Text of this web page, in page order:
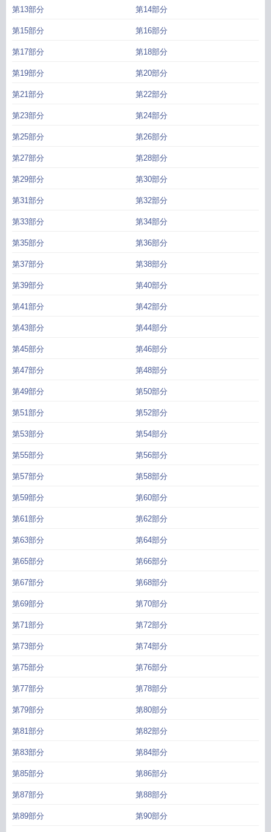
第13部分 第14部分
第15部分 第16部分
第17部分 第18部分
第19部分 第20部分
第21部分 第22部分
第23部分 第24部分
第25部分 第26部分
第27部分 第28部分
第29部分 第30部分
第31部分 第32部分
第33部分 第34部分
第35部分 第36部分
第37部分 第38部分
第39部分 第40部分
第41部分 第42部分
第43部分 第44部分
第45部分 第46部分
第47部分 第48部分
第49部分 第50部分
第51部分 第52部分
第53部分 第54部分
第55部分 第56部分
第57部分 第58部分
第59部分 第60部分
第61部分 第62部分
第63部分 第64部分
第65部分 第66部分
第67部分 第68部分
第69部分 第70部分
第71部分 第72部分
第73部分 第74部分
第75部分 第76部分
第77部分 第78部分
第79部分 第80部分
第81部分 第82部分
第83部分 第84部分
第85部分 第86部分
第87部分 第88部分
第89部分 第90部分